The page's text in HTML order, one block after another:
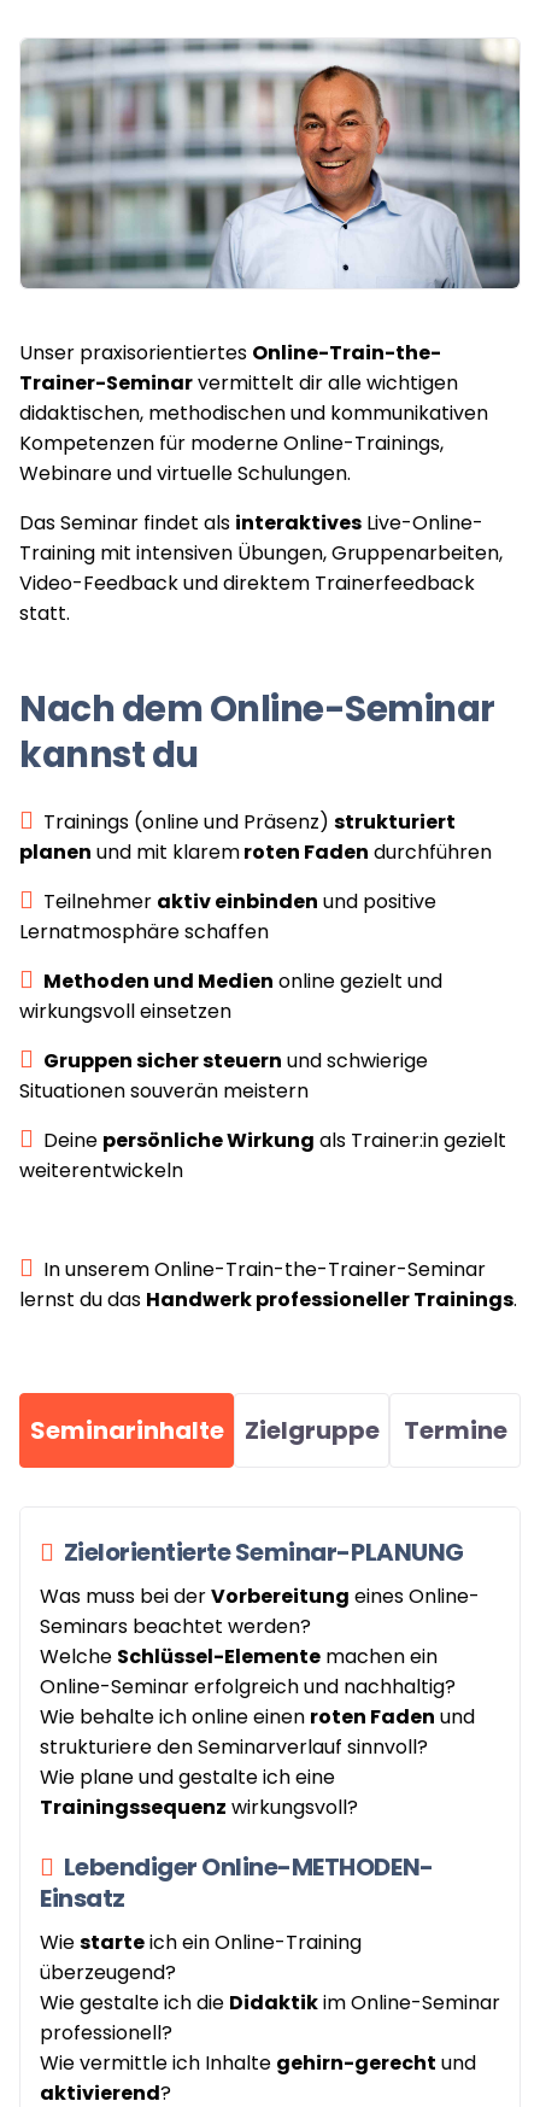
Unser praxisorientiertes Online-Train-the-
Trainer-Seminarvermittelt dir alle wichtigen
didaktischen, methodischen und kommunikativen
Kompetenzen für moderne Online-Trainings,
Webinare und virtuelle Schulungen.
Das Seminar findet als interaktives Live-Online-
Training mit intensiven Übungen, Gruppenarbeiten,
Video-Feedback und direktem Trainerfeedback
statt.
Nach dem Online-Seminar
kannst du
Trainings (online und Präsenz) strukturiert
planen und mit klaremroten Faden durchführen
Teilnehmer aktiv einbinden und positive
Lernatmosphäre schaffen
Methoden und Medien online gezielt und
wirkungsvoll einsetzen
Gruppen sicher steuern und schwierige
Situationen souverän meistern
Deine persönliche Wirkung als Trainer:in gezielt
weiterentwickeln
In unserem Online-Train-the-Trainer-Seminar
lernst du das Handwerk professioneller Trainings.
Seminarinhalte Zielgruppe Termine
Zielorientierte Seminar-PLANUNG
Was muss bei derVorbereitung eines Online-
Seminars beachtet werden?
Welche Schlüssel-Elemente machen ein
Online-Seminar erfolgreich und nachhaltig?
Wie behalte ich online einen roten Faden und
strukturiere den Seminarverlauf sinnvoll?
Wie plane und gestalte ich eine
Trainingssequenz wirkungsvoll?
Lebendiger Online-METHODEN-
Einsatz
Wiestarteich ein Online-Training
überzeugend?
Wie gestalte ich die Didaktikim Online-Seminar
professionell?
Wie vermittle ich Inhalte gehirn-gerecht und
aktivierend?